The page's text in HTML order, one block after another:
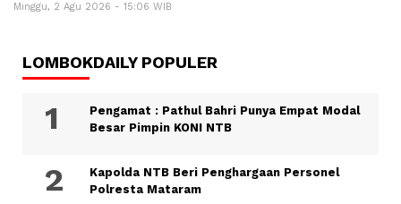
Minggu, 2 Agu 2026 - 15:06 WIB
LOMBOKDAILY POPULER
Pengamat : Pathul Bahri Punya Empat Modal
Besar Pimpin KONI NTB
Kapolda NTB Beri Penghargaan Personel
Polresta Mataram